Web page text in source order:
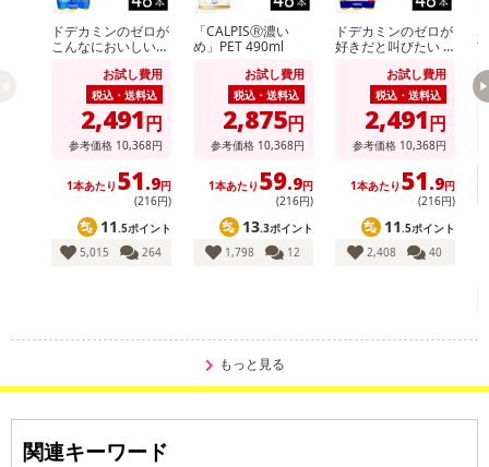
ドデカミンのゼロが
こんなにおいしいわ
お試し費用
税込・送料込
2,491円
参考価格 10,368円
1本あたり 51.9円
(216円)
11.5ポイント
5,015
264
「CALPISⓇ濃い
め」PET 490ml
お試し費用
税込・送料込
2,875円
参考価格 10,368円
1本あたり 59.9円
(216円)
13.3ポイント
1,798
12
ドデカミンのゼロが
好きだと叫びたい P
お試し費用
税込・送料込
2,491円
参考価格 10,368円
1本あたり 51.9円
(216円)
11.5ポイント
2,408
40
もっと見る
関連キーワード